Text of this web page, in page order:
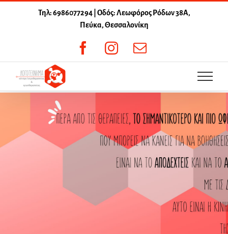
Τηλ: 6986077294 | Οδός: Λεωφόρος Ρόδων 38Α,
Πεύκα, Θεσσαλονίκη
FacebookInstagram
Email